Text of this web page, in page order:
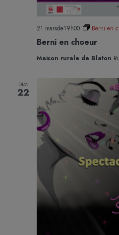
Berni en choeur
21 marsde19h00 Berni en
Maison rurale de Blaton
DIM
22